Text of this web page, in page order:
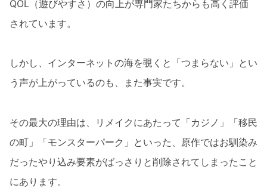
QOL（遊びやすさ）の向上が専門家たちからも高く評価
されています。
しかし、インターネットの海を覗くと「つまらない」とい
う声が上がっているのも、また事実です。
その最大の理由は、リメイクにあたって「カジノ」「移民
の町」「モンスターパーク」といった、原作ではお馴染み
だったやり込み要素がばっさりと削除されてしまったこと
にあります。